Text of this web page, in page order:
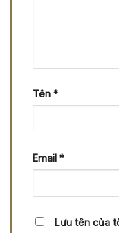
Tên *
Email *
Lưu tên của